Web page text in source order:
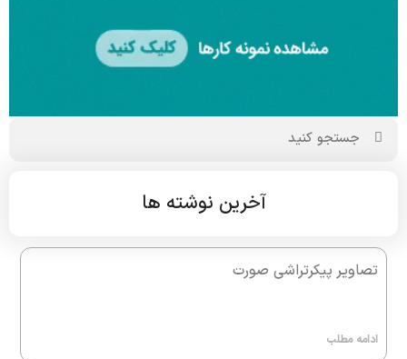
آخرین نوشته ها
تصاویر پیکرتراشی صورت
ادامه مطلب